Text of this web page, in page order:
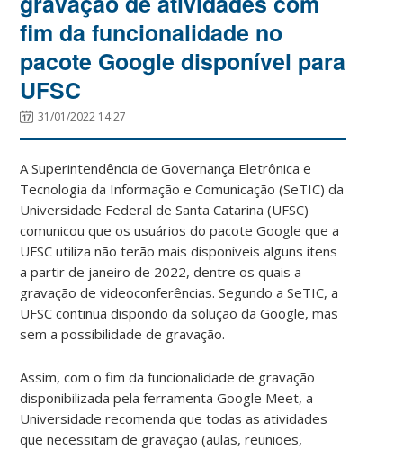
fim da funcionalidade no
pacote Google disponível para
UFSC
31/01/2022 14:27
A Superintendência de Governança Eletrônica e
Tecnologia da Informação e Comunicação (SeTIC) da
Universidade Federal de Santa Catarina (UFSC)
comunicou que os usuários do pacote Google que a
UFSC utiliza não terão mais disponíveis alguns itens
a partir de janeiro de 2022, dentre os quais a
gravação de videoconferências. Segundo a SeTIC, a
UFSC continua dispondo da solução da Google, mas
sem a possibilidade de gravação.
Assim, com o fim da funcionalidade de gravação
disponibilizada pela ferramenta Google Meet, a
Universidade recomenda que todas as atividades
que necessitam de gravação (aulas, reuniões,